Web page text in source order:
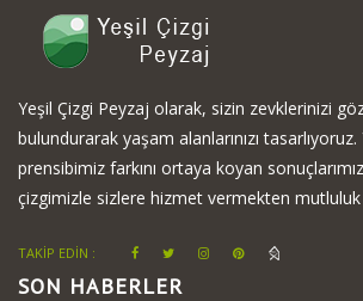
Yeşil Çizgi Peyzaj olarak, sizin zevklerinizi
bulundurarak yaşam alanlarınızı tasarlıyoruz.
prensibimiz farkını ortaya koyan
çizgimizle sizlere hizmet vermekten mutluluk
TAKİP EDİN :
SON HABERLER